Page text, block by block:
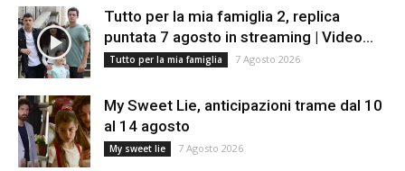
Tutto per la mia famiglia 2, replica
puntata 7 agosto in streaming | Video...
Tutto per la mia famiglia 7 Agosto 2026
My Sweet Lie, anticipazioni trame dal 10
al 14 agosto
My sweet lie 7 Agosto 2026